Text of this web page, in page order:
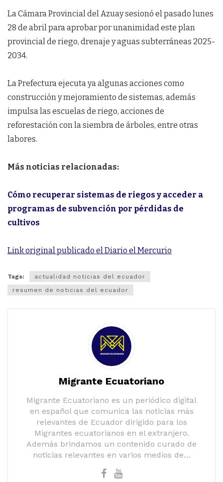
La Cámara Provincial del Azuay sesionó el pasado lunes
28 de abril para aprobar por unanimidad este plan
provincial de riego, drenaje y aguas subterráneas 2025-
2034.
La Prefectura ejecuta ya algunas acciones como
construcción y mejoramiento de sistemas, además
impulsa las escuelas de riego, acciones de
reforestación con la siembra de árboles, entre otras
labores.
Más noticias relacionadas:
Cómo recuperar sistemas de riegos y acceder a
programas de subvención por pérdidas de
cultivos
Link original publicado el Diario el Mercurio
Tags:
actualidad noticias del ecuador
resumen de noticias del ecuador
Migrante Ecuatoriano
Migrante Ecuatoriano es un periódico digital
en español que comunica las noticias más
relevantes de Ecuador dirigido para los
Migrantes ecuatorianos en el extranjero.
Además brindamos un contenido curado de
noticias relevantes en varios medios de…